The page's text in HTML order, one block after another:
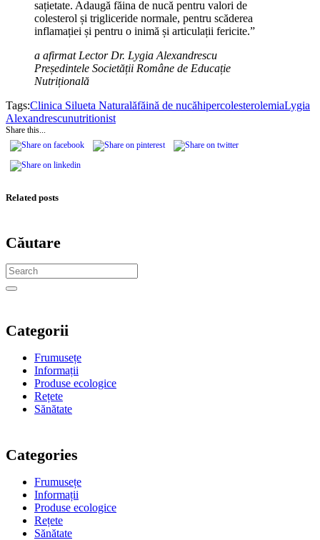
sațietate. Adaugă făina de nucă pentru valori de
colesterol și trigliceride normale, pentru scăderea
inflamației și pentru o inimă și articulații fericite.”
a afirmat Lector Dr. Lygia Alexandrescu
Președintele Societății Române de Educație
Nutrițională
Tags:Clinica Silueta Naturalăfăină de nucăhipercolesterolemiaLygia
Alexandrescunutritionist
Share this...
Related posts
Căutare
Categorii
Frumusețe
Informații
Produse ecologice
Rețete
Sănătate
Categories
Frumusețe
Informații
Produse ecologice
Rețete
Sănătate